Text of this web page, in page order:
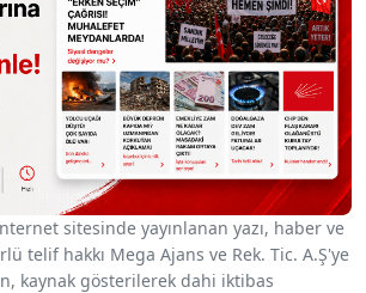
sitesinde yayınlanan yazı, haber ve
telif hakkı Mega Ajans ve Rek. Tic. A.Ş'ye
kaynak gösterilerek dahi iktibas